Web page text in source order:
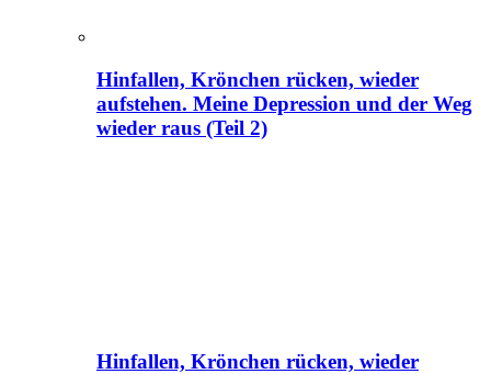
Hinfallen, Krönchen rücken, wieder
aufstehen. Meine Depression und der Weg
wieder raus (Teil 2)
Hinfallen, Krönchen rücken, wieder